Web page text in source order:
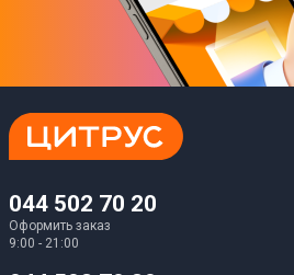
044 502 70 20
Оформить заказ
9:00 - 21:00